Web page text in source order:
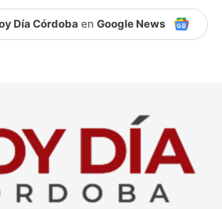
Día Córdoba en Google News